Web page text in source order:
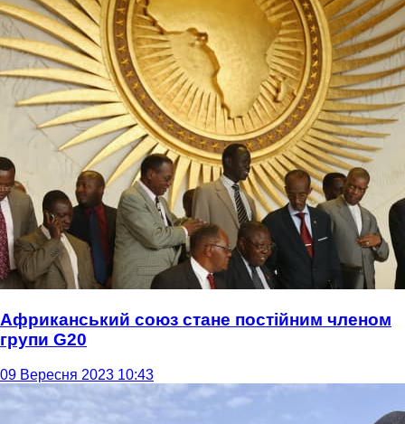
Африканський союз стане постійним членом
групи G20
09 Вересня 2023 10:43